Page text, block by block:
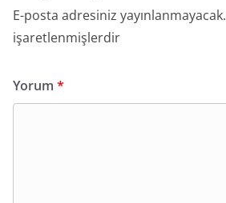
E-posta adresiniz yayınlanmayacak.
işaretlenmişlerdir
Yorum *